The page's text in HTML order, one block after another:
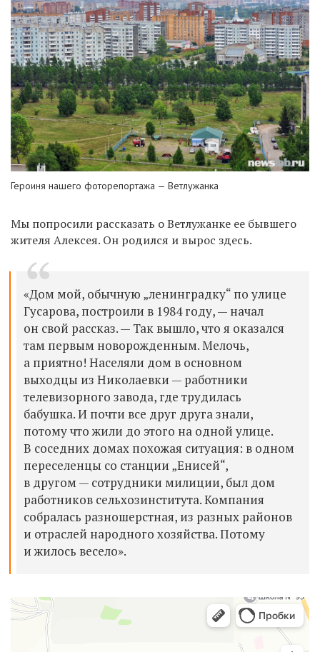
Героиня нашего фоторепортажа — Ветлужанка
Мы попросили рассказать о Ветлужанке ее бывшего
жителя Алексея. Он родился и вырос здесь.
«Дом мой, обычную „ленинградку“ по улице
Гусарова, построили в 1984 году, — начал
он свой рассказ. — Так вышло, что я оказался
там первым новорожденным. Мелочь,
а приятно! Населяли дом в основном
выходцы из Николаевки — работники
телевизорного завода, где трудилась
бабушка. И почти все друг друга знали,
потому что жили до этого на одной улице.
В соседних домах похожая ситуация: в одном
переселенцы со станции „Енисей“,
в другом — сотрудники милиции, был дом
работников сельхозинститута. Компания
собралась разношерстная, из разных районов
и отраслей народного хозяйства. Потому
и жилось весело».